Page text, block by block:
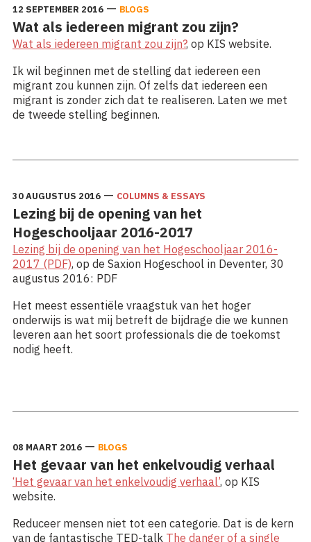
12 SEPTEMBER 2016 — BLOGS
Wat als iedereen migrant zou zijn?
Wat als iedereen migrant zou zijn?, op KIS website.
Ik wil beginnen met de stelling dat iedereen een
migrant zou kunnen zijn. Of zelfs dat iedereen een
migrant is zonder zich dat te realiseren. Laten we met
de tweede stelling beginnen.
30 AUGUSTUS 2016 — COLUMNS & ESSAYS
Lezing bij de opening van het
Hogeschooljaar 2016-2017
Lezing bij de opening van het Hogeschooljaar 2016-
2017 (PDF), op de Saxion Hogeschool in Deventer, 30
augustus 2016: PDF
Het meest essentiële vraagstuk van het hoger
onderwijs is wat mij betreft de bijdrage die we kunnen
leveren aan het soort professionals die de toekomst
nodig heeft.
08 MAART 2016 — BLOGS
Het gevaar van het enkelvoudig verhaal
‘Het gevaar van het enkelvoudig verhaal’, op KIS
website.
Reduceer mensen niet tot een categorie. Dat is de kern
van de fantastische TED-talk The danger of a single